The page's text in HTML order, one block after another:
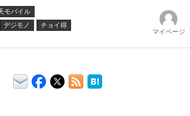
モバイル
デジモノ
チョイ得
マイページ